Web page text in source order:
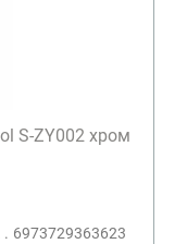
S-ZY002 хром
6973729363623